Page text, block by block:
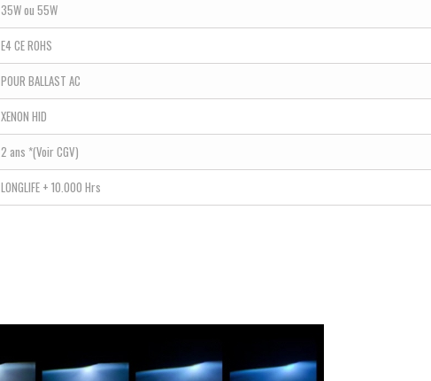
35W ou 55W
E4 CE ROHS
POUR BALLAST AC
XENON HID
2 ans *(Voir CGV)
LONGLIFE + 10.000 Hrs